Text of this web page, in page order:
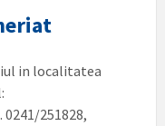
in localitatea
251828,